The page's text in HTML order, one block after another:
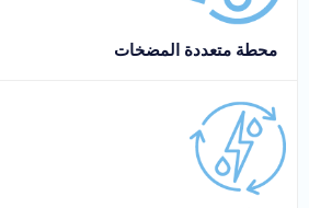
محطة متعددة المضخات